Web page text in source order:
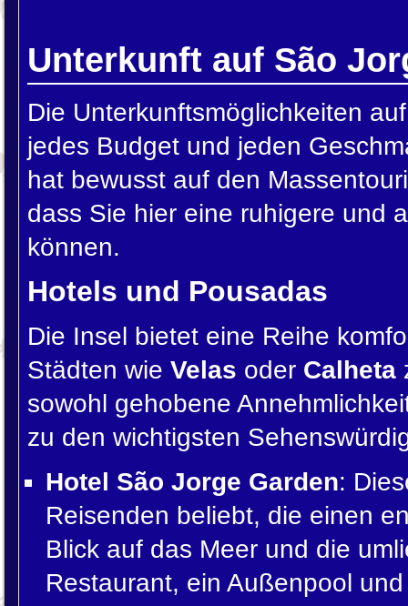
Unterkunft auf São
Die Unterkunftsmöglichkeiten
jedes Budget und jeden
hat bewusst auf den
dass Sie hier eine ruhigere und
können.
Hotels und Pousadas
Die Insel bietet eine Reihe
Städten wie Velas oder Calheta
sowohl gehobene
zu den wichtigsten
Hotel São Jorge Garden:
Reisenden beliebt, die einen
Blick auf das Meer und die
Restaurant, ein Außenpool